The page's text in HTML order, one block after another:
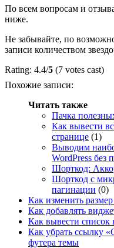
По всем вопросам и
ниже.
Не забывайте, по
записи количеством
Rating: 4.4/5 (7 votes cast)
Похожие записи:
Читать также
Пачка
Как вывести
странице (1)
Выводим
WordPress без
Шорткод:
Шорткод с
пагинации (0)
Как изменить
Как добавлять
Как вывести список
Как убрать ссылку
футера темы